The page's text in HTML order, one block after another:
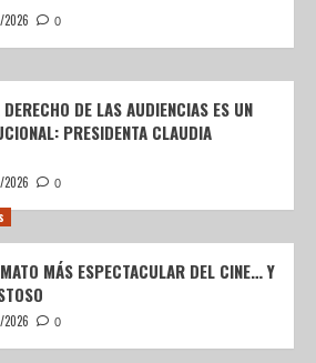
0
DE LAS AUDIENCIAS ES UN
PRESIDENTA CLAUDIA
0
MÁS ESPECTACULAR DEL CINE… Y
0